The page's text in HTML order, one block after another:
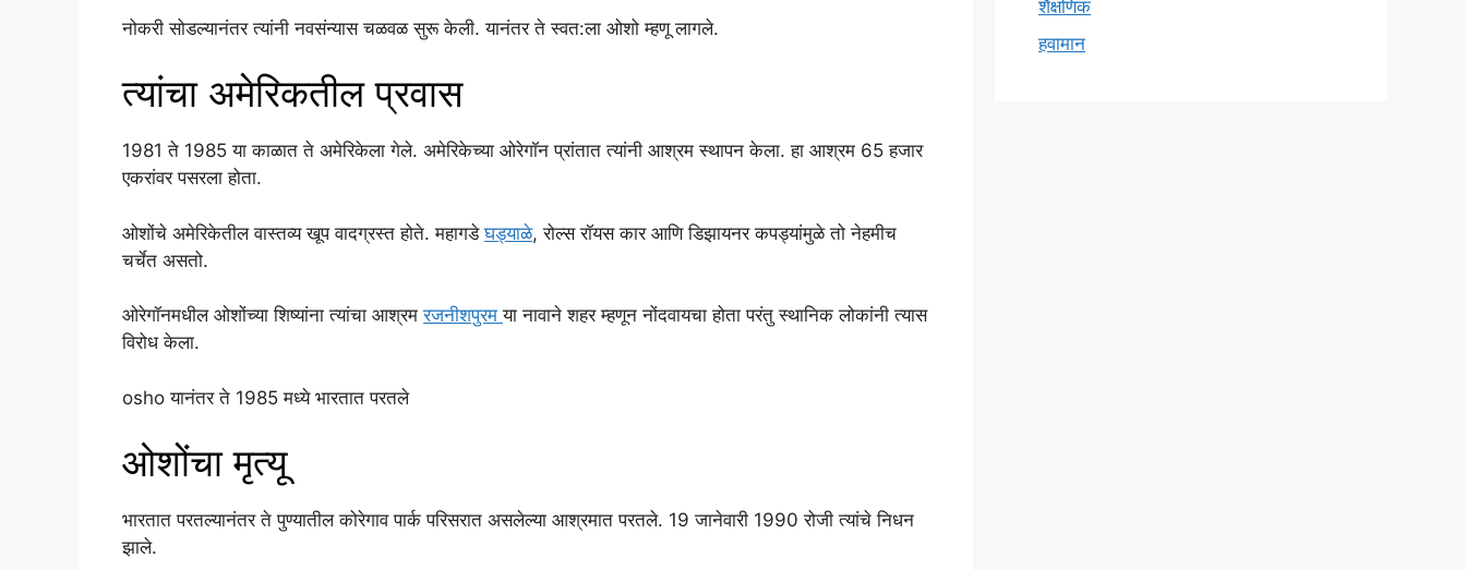
नोकरी सोडल्यानंतर त्यांनी नवसंन्यास चळवळ सुरू केली. यानंतर ते स्वत:ला ओशो म्हणू लागले.
त्यांचा अमेरिकतील प्रवास
1981 ते 1985 या काळात ते अमेरिकेला गेले. अमेरिकेच्या ओरेगॉन प्रांतात त्यांनी आश्रम स्थापन केला. हा आश्रम 65 हजार
एकरांवर पसरला होता.
ओशोंचे अमेरिकेतील वास्तव्य खूप वादग्रस्त होते. महागडेघड्याळे, रोल्स रॉयस कार आणि डिझायनर कपड्यांमुळे तो नेहमीच
चर्चेत असतो.
ओरेगॉनमधील ओशोंच्या शिष्यांना त्यांचा आश्रमरजनीशपुरमया नावाने शहर म्हणून नोंदवायचा होता परंतु स्थानिक लोकांनी त्यास
विरोध केला.
osho यानंतर ते 1985 मध्ये भारतात परतले
ओशोंचा मृत्यू
भारतात परतल्यानंतर ते पुण्यातील कोरेगाव पार्क परिसरात असलेल्या आश्रमात परतले. 19 जानेवारी 1990 रोजी त्यांचे निधन
झाले.
शैक्षणिक
हवामान